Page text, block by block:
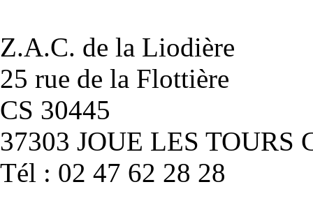
Z.A.C. de la Liodière
25 rue de la Flottière
CS 30445
37303 JOUE LES TOURS
Tél : 02 47 62 28 28